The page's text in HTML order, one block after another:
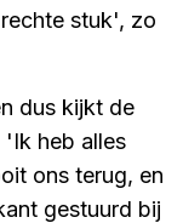
stuk', zo
dus kijkt de
heb alles
ons terug, en
gestuurd bij